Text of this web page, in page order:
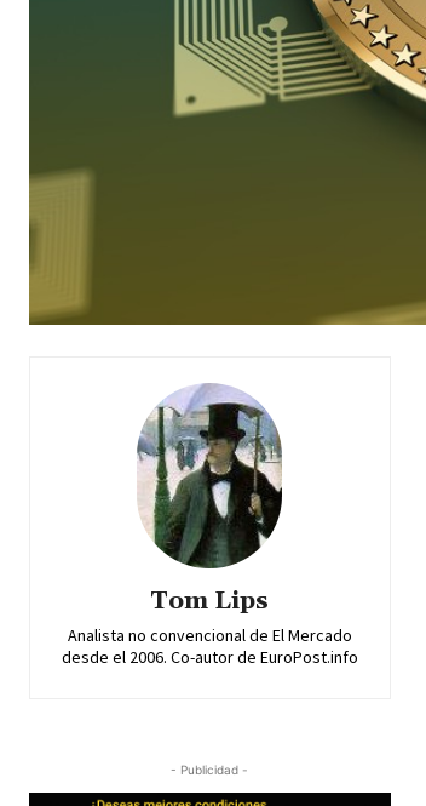
Tom Lips
Analista no convencional de El Mercado
desde el 2006. Co-autor de EuroPost.info
- Publicidad -